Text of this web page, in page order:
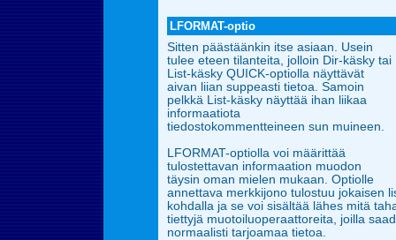
LFORMAT-optio
Sitten päästäänkin itse asiaan. Usein
tulee eteen tilanteita, jolloin Dir-käsky tai
List-käsky QUICK-optiolla näyttävät
aivan liian suppeasti tietoa. Samoin
pelkkä List-käsky näyttää ihan liikaa
informaatiota
tiedostokommentteineen sun muineen.
LFORMAT-optiolla voi määrittää
tulostettavan informaation muodon
täysin oman mielen mukaan. Optiolle
annettava merkkijono tulostuu jokaisen
kohdalla ja se voi sisältää lähes mitä
tiettyjä muotoiluoperaattoreita, joilla
normaalisti tarjoamaa tietoa.